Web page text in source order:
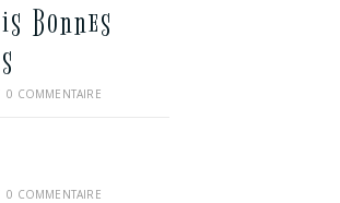
Bonnes
0 COMMENTAIRE
0 COMMENTAIRE